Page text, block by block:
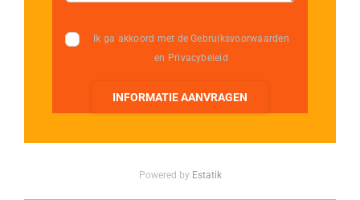
Ik ga akkoord met de Gebruiksvoorwaarden
en Privacybeleid
INFORMATIE AANVRAGEN
Powered by Estatik